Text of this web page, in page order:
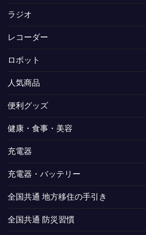
ラジオ
レコーダー
ロボット
人気商品
便利グッズ
健康・食事・美容
充電器
充電器・バッテリー
全国共通 地方移住の手引き
全国共通 防災習慣